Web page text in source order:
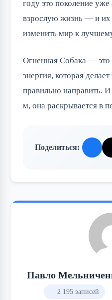
году это поколение уже
взрослую жизнь — и их
изменить мир к
Огненная Собака — это
энергия, которая
правильно направить.
м, она раскрывается в
Поделиться:
Павло
2 195 записей